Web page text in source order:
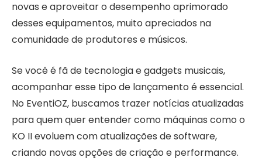
novas e aproveitar o desempenho aprimorado
desses equipamentos, muito apreciados na
comunidade de produtores e músicos.
Se você é fã de tecnologia e gadgets musicais,
acompanhar esse tipo de lançamento é essencial.
No EventiOZ, buscamos trazer notícias atualizadas
para quem quer entender como máquinas como o
KO II evoluem com atualizações de software,
criando novas opções de criação e performance.